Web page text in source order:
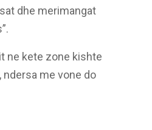
dhe merimangat
ne kete zone kishte
me vone do